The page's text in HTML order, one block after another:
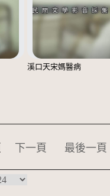
溪口天宋媽醫病
下一頁 最後一頁